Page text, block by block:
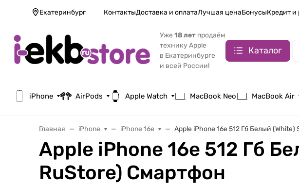
Екатеринбург КонтактыДоставка и оплатаЛучшая ценаБонусыКредит и
Уже 18 лет продаём
технику Apple
в Екатеринбурге
и всей России!
Каталог
iPhone AirPods Apple Watch MacBook Neo MacBook Air
Главная iPhone iPhone 16e Apple iPhone 16e 512 Гб Белый
Apple iPhone 16e 512 Гб
RuStore) Смартфон